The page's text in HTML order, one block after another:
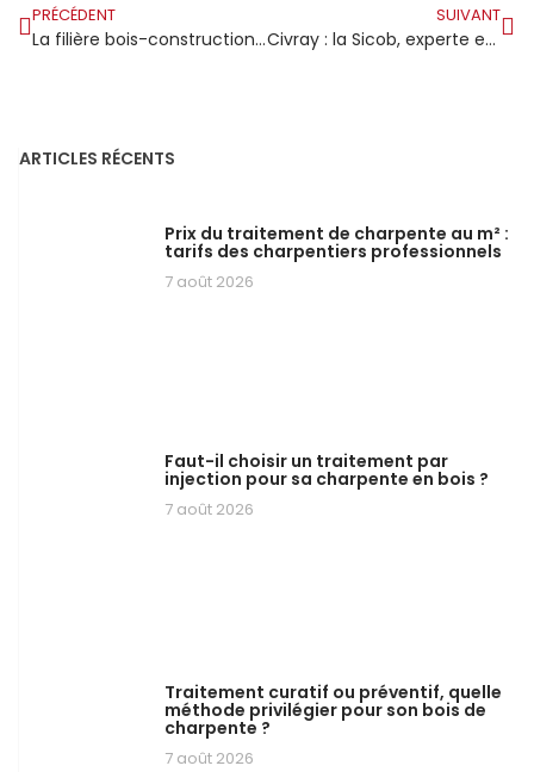
PRÉCÉDENT
La filière bois-construction face aux défis de sa gestion
SUIVANT
Civray : la Sicob, experte en charpentes, célèbre ses quarante ans d’innovation
ARTICLES RÉCENTS
Prix du traitement de charpente au m² :
tarifs des charpentiers professionnels
7 août 2026
Faut-il choisir un traitement par
injection pour sa charpente en bois ?
7 août 2026
Traitement curatif ou préventif, quelle
méthode privilégier pour son bois de
charpente ?
7 août 2026